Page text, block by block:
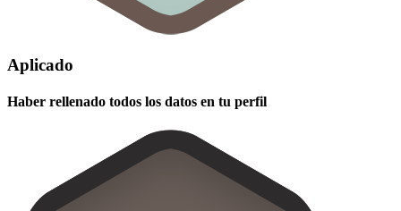
Aplicado
Haber rellenado todos los datos en tu perfil